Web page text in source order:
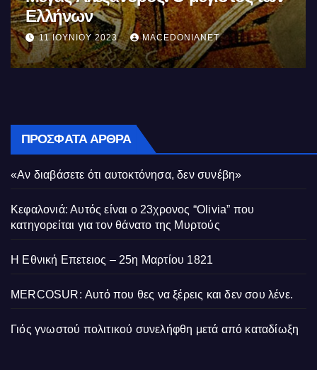
της αγχόνης Καραολής
Δημητρίου αγωνιστές
Κυπριακού Αγώνα
10 ΜΑΪ́ΟΥ 2023 MACEDONIANET
ΠΡΌΣΦΑΤΑ ΆΡΘΡΑ
«Αν διαβάσετε ότι αυτοκτόνησα, δεν συνέβη»
Κεφαλονιά: Αυτός είναι ο 23χρονος “Olivia” που
κατηγορείται για τον θάνατο της Μυρτούς
Η Εθνική Επετειος – 25η Μαρτίου 1821
MERCOSUR: Αυτό που θες να ξέρεις και δεν σου λένε.
Γιός γνωστού πολιτικού συνελήφθη μετά από καταδίωξη